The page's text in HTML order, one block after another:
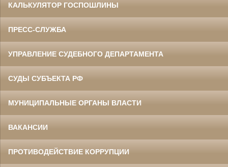
КАЛЬКУЛЯТОР ГОСПОШЛИНЫ
ПРЕСС-СЛУЖБА
УПРАВЛЕНИЕ СУДЕБНОГО ДЕПАРТАМЕНТА
СУДЫ СУБЪЕКТА РФ
МУНИЦИПАЛЬНЫЕ ОРГАНЫ ВЛАСТИ
ВАКАНСИИ
ПРОТИВОДЕЙСТВИЕ КОРРУПЦИИ